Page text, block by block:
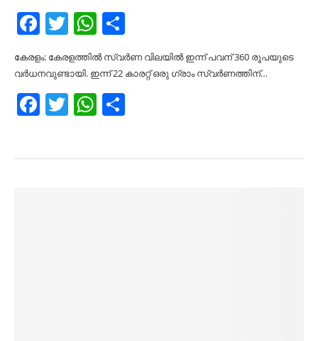
Facebook
TwitterWhatsApp
കേരളം: കേരളത്തിൽ സ്വർണ വിലയിൽ ഇന്ന് പവന് 360 രൂപയുടെ
വർധനവുണ്ടായി. ഇന്ന് 22 കാരറ്റ് ഒരു ഗ്രാം സ്വർണത്തിന്…
Facebook
TwitterWhatsApp